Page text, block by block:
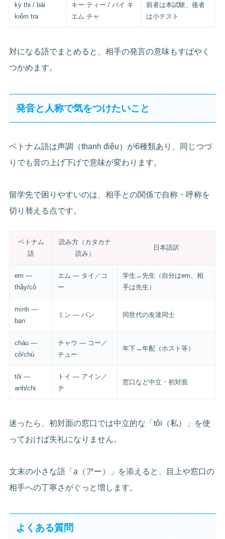
kỳ thi / bài
kiểm tra
キー ティー / バイ キ
エム チャ
前者は本試験、後者
は小テスト
対になる語でまとめると、相手の発言の意味もすばやく
つかめます。
発音と人称で気をつけたいこと
ベトナム語は声調（thanh điệu）が6種類あり、同じつづ
りでも音の上げ下げで意味が変わります。
留学先で困りやすいのは、相手との関係で自称・呼称を
切り替える点です。
ベトナム
語
読み方（カタカナ
読み）
日本語訳
em —
thầy/cô
エム — タイ／コ
ー
学生→先生（自分はem、相
手は先生）
mình —
bạn
ミン — バン 同世代の友達同士
cháu —
cô/chú
チャウ — コー／
チュー
年下→年配（ホスト等）
tôi —
anh/chị
トイ — アイン／
チ
窓口など中立・初対面
迷ったら、初対面の窓口では中立的な「tôi（私）」を使
っておけば失礼になりません。
文末の小さな語「ạ（アー）」を添えると、目上や窓口の
相手への丁寧さがぐっと増します。
よくある質問